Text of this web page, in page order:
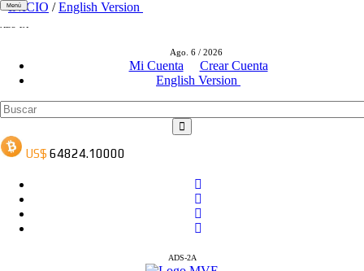
Ago. 6 / 2026
Mi Cuenta
Crear Cuenta
English Version
ADS-2A
Menú
INICIO /English Version